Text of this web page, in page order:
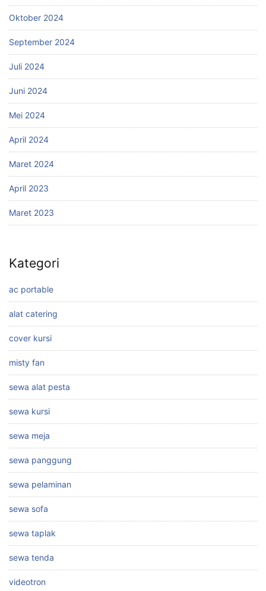
Oktober 2024
September 2024
Juli 2024
Juni 2024
Mei 2024
April 2024
Maret 2024
April 2023
Maret 2023
Kategori
ac portable
alat catering
cover kursi
misty fan
sewa alat pesta
sewa kursi
sewa meja
sewa panggung
sewa pelaminan
sewa sofa
sewa taplak
sewa tenda
videotron